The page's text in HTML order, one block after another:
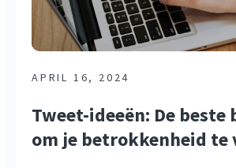
APRIL 16, 2024
Tweet-ideeën: De beste
om je betrokkenheid te